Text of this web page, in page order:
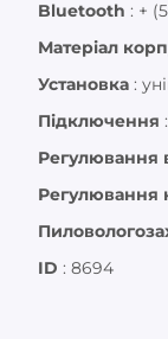
Bluetooth : +
Матеріал
Установка :
Підключення :
Регулювання
Регулювання
ID : 8694